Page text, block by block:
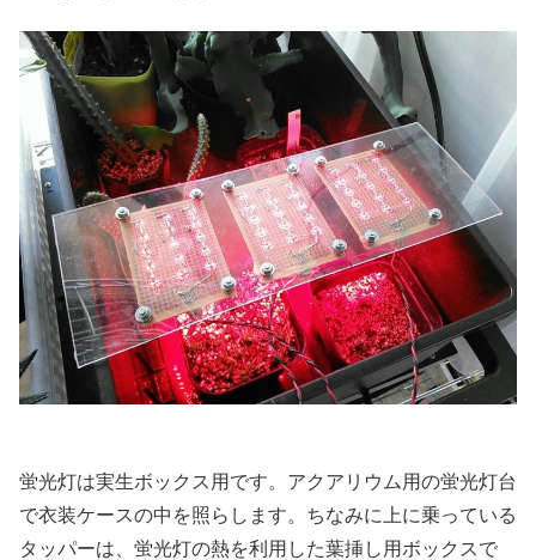
蛍光灯は実生ボックス用です。アクアリウム用の蛍光灯台
で衣装ケースの中を照らします。ちなみに上に乗っている
タッパーは、蛍光灯の熱を利用した葉挿し用ボックスで